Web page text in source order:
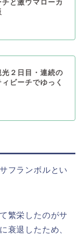
と激ウマローカ
２日目・連続の
ビーチでゆっく
フランボルとい
繁栄したのがサ
衰退したため、